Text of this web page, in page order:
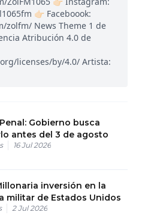
👉🏻 Faceboook:
zolfm/ News Theme 1 de
Atribución 4.0 de
licenses/by/4.0/ Artista:
Gobierno busca
antes del 3 de agosto
16 Jul 2026
inversión en la
militar de Estados Unidos
2 Jul 2026